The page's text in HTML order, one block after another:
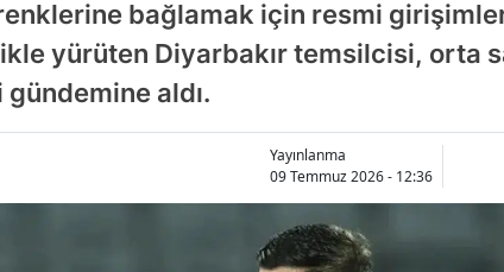
bağlamak için resmi
yürüten Diyarbakır temsilcisi, orta
aldı.
Yayınlanma
09 Temmuz 2026 - 12:36